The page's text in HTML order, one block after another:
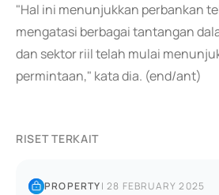
"Hal ini menunjukkan perbankan
mengatasi berbagai tantangan
dan sektor riil telah mulai
permintaan," kata dia. (end/ant)
RISET TERKAIT
PROPERTY|28 FEBRUARY 2025